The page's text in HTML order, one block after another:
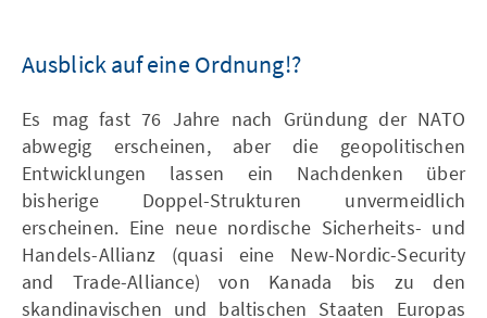
Ausblick auf eine Ordnung!?
Es mag fast 76 Jahre nach Gründung der NATO
abwegig erscheinen, aber die geopolitischen
Entwicklungen lassen ein Nachdenken über
bisherige Doppel-Strukturen unvermeidlich
erscheinen. Eine neue nordische Sicherheits- und
Handels-Allianz (quasi eine New-Nordic-Security
and Trade-Alliance) von Kanada bis zu den
skandinavischen und baltischen Staaten Europas